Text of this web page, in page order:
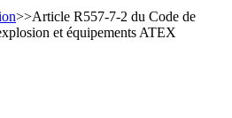
>>Article R557-7-2 du Code de
et équipements ATEX